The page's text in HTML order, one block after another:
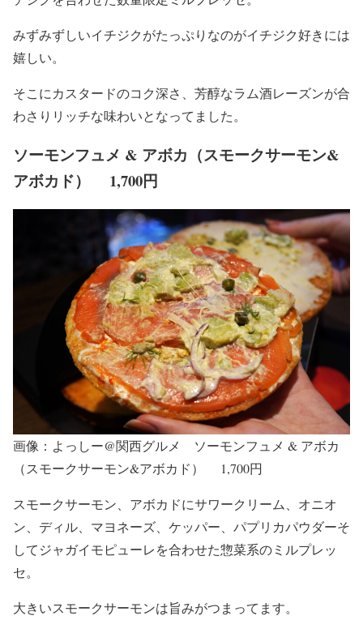
みずみずしいイチジクがたっぷりなのがイチジク好きには
嬉しい。
そこにカスタードのコク深さ、芳醇なラム酒レーズンが合
わさりリッチな味わいとなってました。
ソーモンフュメ & アボカ（スモークサーモン&
アボカド） 1,700円
画像：よっしー@関西グルメ ソーモンフュメ & アボカ
（スモークサーモン&アボカド） 1,700円
スモークサーモン、アボカドにサワークリーム、オニオ
ン、ディル、マヨネーズ、ケッパー、パプリカパウダーそ
してジャガイモピューレを合わせた惣菜系のミルプレッ
セ。
大きいスモークサーモンは旨みがつまってます。